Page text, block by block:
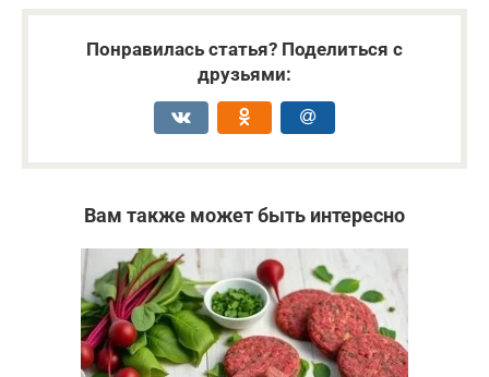
Понравилась статья? Поделиться с
друзьями:
Вам также может быть интересно